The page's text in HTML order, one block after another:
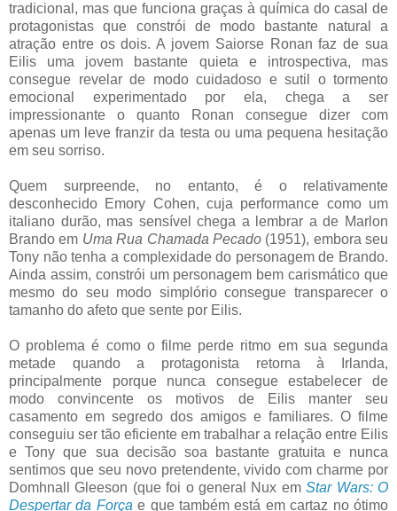
tradicional, mas que funciona graças à química do casal de
protagonistas que constrói de modo bastante natural a
atração entre os dois. A jovem Saiorse Ronan faz de sua
Eilis uma jovem bastante quieta e introspectiva, mas
consegue revelar de modo cuidadoso e sutil o tormento
emocional experimentado por ela, chega a ser
impressionante o quanto Ronan consegue dizer com
apenas um leve franzir da testa ou uma pequena hesitação
em seu sorriso.
Quem surpreende, no entanto, é o relativamente
desconhecido Emory Cohen, cuja performance como um
italiano durão, mas sensível chega a lembrar a de Marlon
Brando em Uma Rua Chamada Pecado(1951), embora seu
Tony não tenha a complexidade do personagem de Brando.
Ainda assim, constrói um personagem bem carismático que
mesmo do seu modo simplório consegue transparecer o
tamanho do afeto que sente por Eilis.
O problema é como o filme perde ritmo em sua segunda
metade quando a protagonista retorna à Irlanda,
principalmente porque nunca consegue estabelecer de
modo convincente os motivos de Eilis manter seu
casamento em segredo dos amigos e familiares. O filme
conseguiu ser tão eficiente em trabalhar a relação entre Eilis
e Tony que sua decisão soa bastante gratuita e nunca
sentimos que seu novo pretendente, vivido com charme por
Domhnall Gleeson (que foi o general Nux emStar Wars: O
Despertar da Força e que também está em cartaz no ótimo